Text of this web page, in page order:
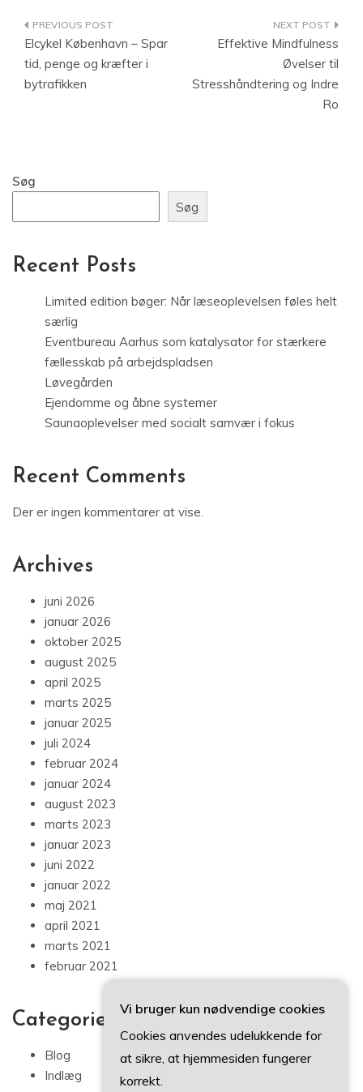
Indlægsnavigation
Elcykel København – Spar
tid, penge og kræfter i
bytrafikken
Effektive Mindfulness
Øvelser til
Stresshåndtering og Indre
Ro
Søg
Søg
Recent Posts
Limited edition bøger: Når læseoplevelsen føles helt
særlig
Eventbureau Aarhus som katalysator for stærkere
fællesskab på arbejdspladsen
Løvegården
Ejendomme og åbne systemer
Saunaoplevelser med socialt samvær i fokus
Recent Comments
Der er ingen kommentarer at vise.
Archives
juni 2026
januar 2026
oktober 2025
august 2025
april 2025
marts 2025
januar 2025
juli 2024
februar 2024
januar 2024
august 2023
marts 2023
januar 2023
juni 2022
januar 2022
maj 2021
april 2021
marts 2021
februar 2021
Categories
Blog
Indlæg
Vi bruger kun nødvendige cookies
Cookies anvendes udelukkende for
at sikre, at hjemmesiden fungerer
korrekt.